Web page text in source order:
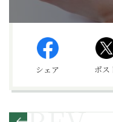
シェア ポス